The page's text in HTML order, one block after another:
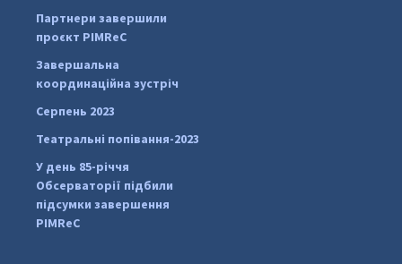
pimrec_project
Партнери завершили
проєкт PIMReC
Завершальна
координаційна зустріч
Серпень 2023
Театральні попівання-2023
У день 85-річчя
Обсерваторії підбили
підсумки завершення
PIMReC